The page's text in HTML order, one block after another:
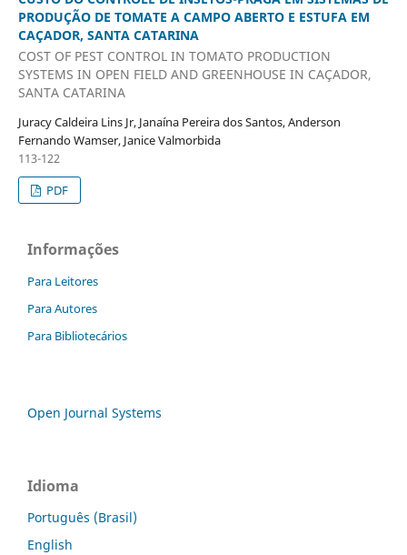
PRODUÇÃO DE TOMATE A CAMPO ABERTO E ESTUFA EM
CAÇADOR, SANTA CATARINA
COST OF PEST CONTROL IN TOMATO PRODUCTION
SYSTEMS IN OPEN FIELD AND GREENHOUSE IN CAÇADOR,
SANTA CATARINA
Juracy Caldeira Lins Jr, Janaína Pereira dos Santos, Anderson
Fernando Wamser, Janice Valmorbida
113-122
PDF
Informações
Para Leitores
Para Autores
Para Bibliotecários
Open Journal Systems
Idioma
Português (Brasil)
English